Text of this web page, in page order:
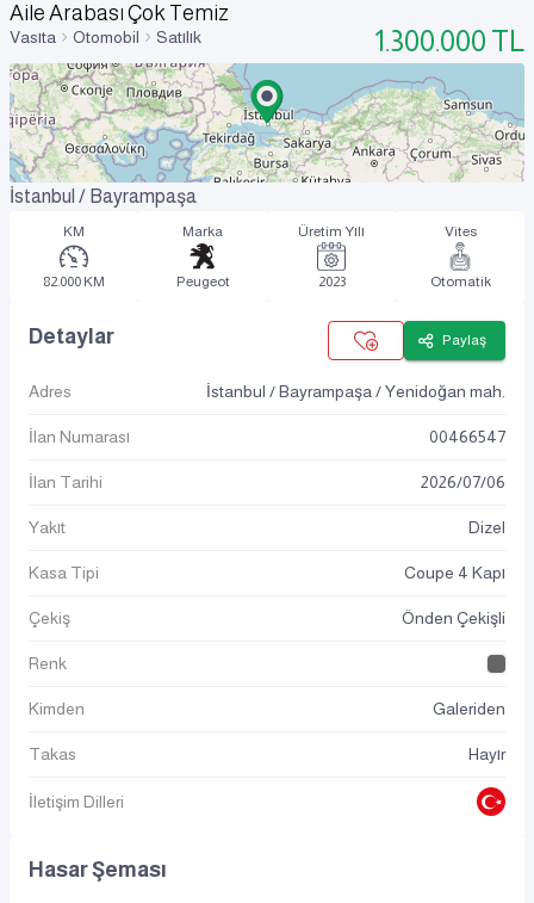
Aile Arabası Çok Temiz
Vasıta Otomobil Satılık 1.300.000 TL
İstanbul / Bayrampaşa
KM
82.000 KM
Marka
Peugeot
Üretim Yılı
2023
Vites
Otomatik
Detaylar Paylaş
Adres İstanbul / Bayrampaşa / Yenidoğan mah.
İlan Numarası 00466547
İlan Tarihi 2026/07/06
Yakıt Dizel
Kasa Tipi Coupe 4 Kapı
Çekiş Önden Çekişli
Renk
Kimden Galeriden
Takas Hayır
İletişim Dilleri
Hasar Şeması